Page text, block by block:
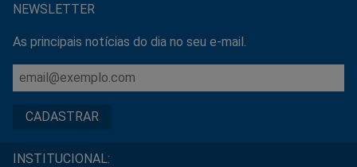
NEWSLETTER
As principais notícias do dia no seu e-mail.
INSTITUCIONAL: